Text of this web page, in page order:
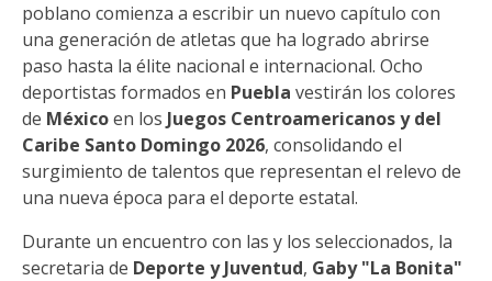
poblano comienza a escribir un nuevo capítulo con
una generación de atletas que ha logrado abrirse
paso hasta la élite nacional e internacional. Ocho
deportistas formados en Puebla vestirán los colores
de Méxicoen los Juegos Centroamericanos y del
Caribe Santo Domingo 2026, consolidando el
surgimiento de talentos que representan el relevo de
una nueva época para el deporte estatal.
Durante un encuentro con las y los seleccionados, la
secretaria de Deporte y Juventud, Gaby "La Bonita"